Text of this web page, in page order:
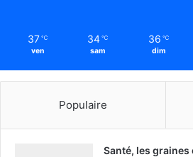
37 ℃
ven
34 ℃
sam
36 ℃
dim
Populaire
Santé, les graines